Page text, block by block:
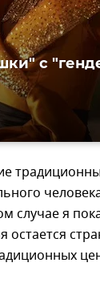
с
случае я
остается